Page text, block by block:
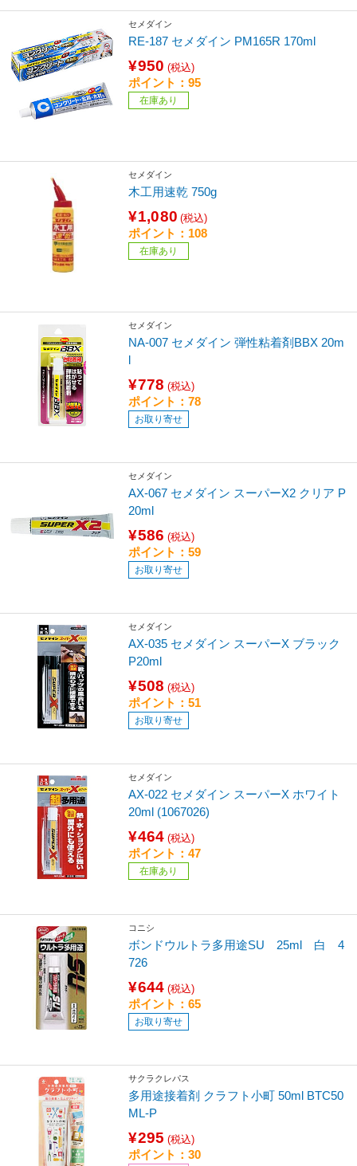
セメダイン
RE-187 セメダイン PM165R 170ml
¥950 (税込)
ポイント：95
在庫あり
セメダイン
木工用速乾 750g
¥1,080 (税込)
ポイント：108
在庫あり
セメダイン
NA-007 セメダイン 弾性粘着剤BBX 20m
l
¥778 (税込)
ポイント：78
お取り寄せ
セメダイン
AX-067 セメダイン スーパーX2 クリア P
20ml
¥586 (税込)
ポイント：59
お取り寄せ
セメダイン
AX-035 セメダイン スーパーX ブラック
P20ml
¥508 (税込)
ポイント：51
お取り寄せ
セメダイン
AX-022 セメダイン スーパーX ホワイト
20ml (1067026)
¥464 (税込)
ポイント：47
在庫あり
コニシ
ボンドウルトラ多用途SU 25ml 白 4
726
¥644 (税込)
ポイント：65
お取り寄せ
サクラクレパス
多用途接着剤 クラフト小町 50ml BTC50
ML-P
¥295 (税込)
ポイント：30